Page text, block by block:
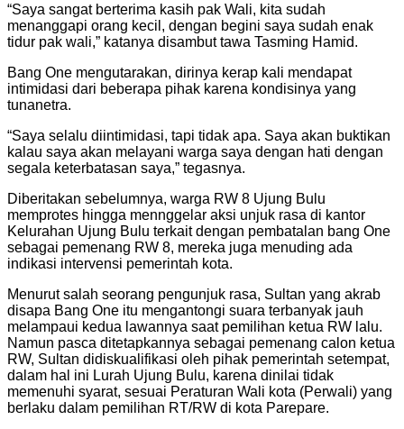
“Saya sangat berterima kasih pak Wali, kita sudah
menanggapi orang kecil, dengan begini saya sudah enak
tidur pak wali,” katanya disambut tawa Tasming Hamid.
Bang One mengutarakan, dirinya kerap kali mendapat
intimidasi dari beberapa pihak karena kondisinya yang
tunanetra.
“Saya selalu diintimidasi, tapi tidak apa. Saya akan buktikan
kalau saya akan melayani warga saya dengan hati dengan
segala keterbatasan saya,” tegasnya.
Diberitakan sebelumnya, warga RW 8 Ujung Bulu
memprotes hingga mennggelar aksi unjuk rasa di kantor
Kelurahan Ujung Bulu terkait dengan pembatalan bang One
sebagai pemenang RW 8, mereka juga menuding ada
indikasi intervensi pemerintah kota.
Menurut salah seorang pengunjuk rasa, Sultan yang akrab
disapa Bang One itu mengantongi suara terbanyak jauh
melampaui kedua lawannya saat pemilihan ketua RW lalu.
Namun pasca ditetapkannya sebagai pemenang calon ketua
RW, Sultan didiskualifikasi oleh pihak pemerintah setempat,
dalam hal ini Lurah Ujung Bulu, karena dinilai tidak
memenuhi syarat, sesuai Peraturan Wali kota (Perwali) yang
berlaku dalam pemilihan RT/RW di kota Parepare.